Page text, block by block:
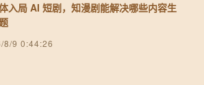
入局 AI 短剧，知漫剧能解决哪些内容生
8/9 0:44:26